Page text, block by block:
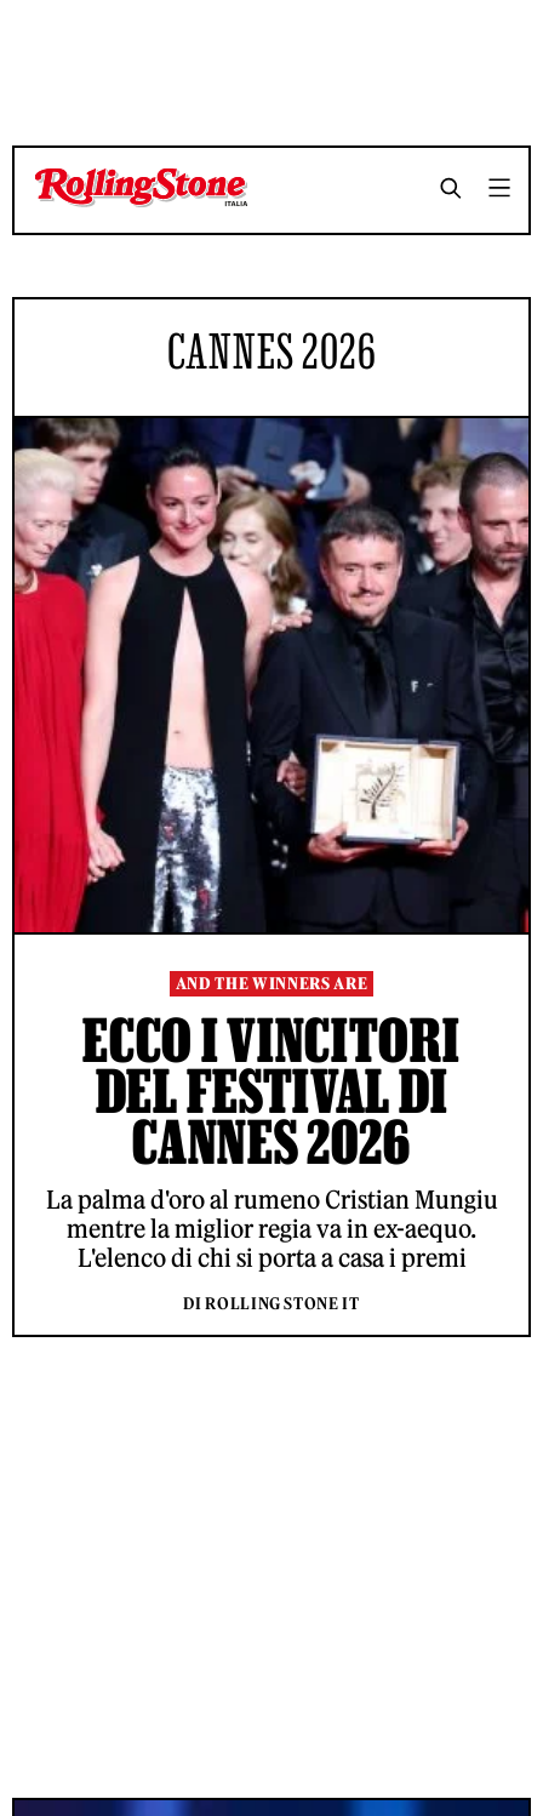
CANNES 2026
AND THE WINNERS ARE
ECCO I VINCITORI
DEL FESTIVAL DI
CANNES 2026
La palma d'oro al rumeno Cristian Mungiu
mentre la miglior regia va in ex-aequo.
L'elenco di chi si porta a casa i premi
DI ROLLING STONE IT